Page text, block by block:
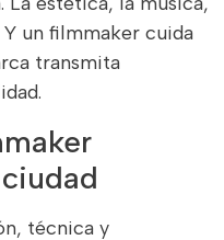
un filmmaker cuida
transmita
técnica y